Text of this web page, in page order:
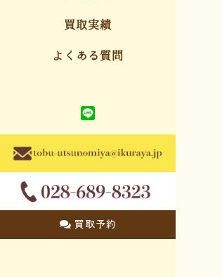
買取実績
よくある質問
買取予約